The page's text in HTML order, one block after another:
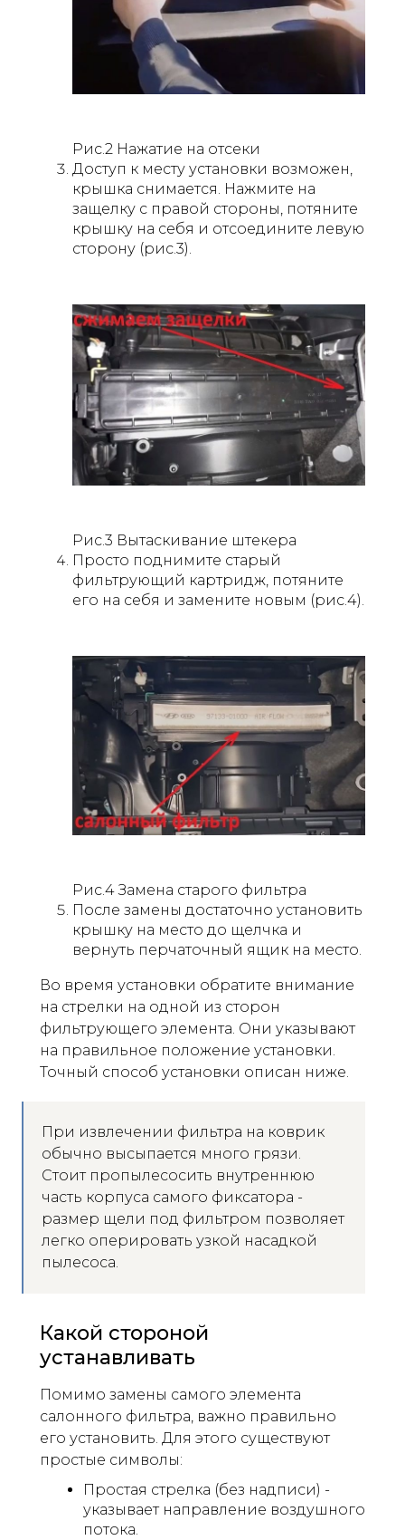
Рис.2 Нажатие на отсеки
Доступ к месту установки возможен,
крышка снимается. Нажмите на
защелку с правой стороны, потяните
крышку на себя и отсоедините левую
сторону (рис.3).
Рис.3 Вытаскивание штекера
Просто поднимите старый
фильтрующий картридж, потяните
его на себя и замените новым (рис.4).
Рис.4 Замена старого фильтра
После замены достаточно установить
крышку на место до щелчка и
вернуть перчаточный ящик на место.
Во время установки обратите внимание
на стрелки на одной из сторон
фильтрующего элемента. Они указывают
на правильное положение установки.
Точный способ установки описан ниже.
При извлечении фильтра на коврик
обычно высыпается много грязи.
Стоит пропылесосить внутреннюю
часть корпуса самого фиксатора -
размер щели под фильтром позволяет
легко оперировать узкой насадкой
пылесоса.
Какой стороной
устанавливать
Помимо замены самого элемента
салонного фильтра, важно правильно
его установить. Для этого существуют
простые символы:
Простая стрелка (без надписи) -
указывает направление воздушного
потока.